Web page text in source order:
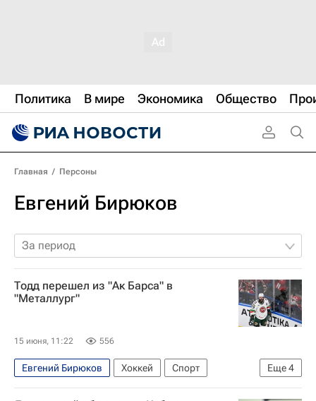
Политика В мире Экономика Общество
Главная / Персоны
Евгений Бирюков
За период
Тодд перешел из "Ак Барса" в
"Металлург"
15 июня, 11:22 556
Еще4
Евгений Бирюков Хоккей
Спорт
КХЛ 2025-2026
Локомотив (Ярославль)